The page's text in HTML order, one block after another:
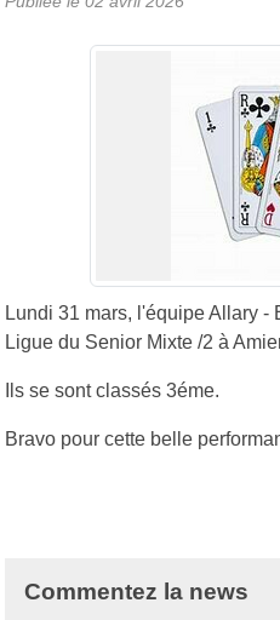
Lundi 31 mars, l'équipe Allary
Ligue du Senior Mixte /2 à
Ils se sont classés 3éme.
Bravo pour cette belle
Commentez la news